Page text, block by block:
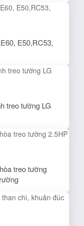
E50,RC53,
treo tường LG
treo tường